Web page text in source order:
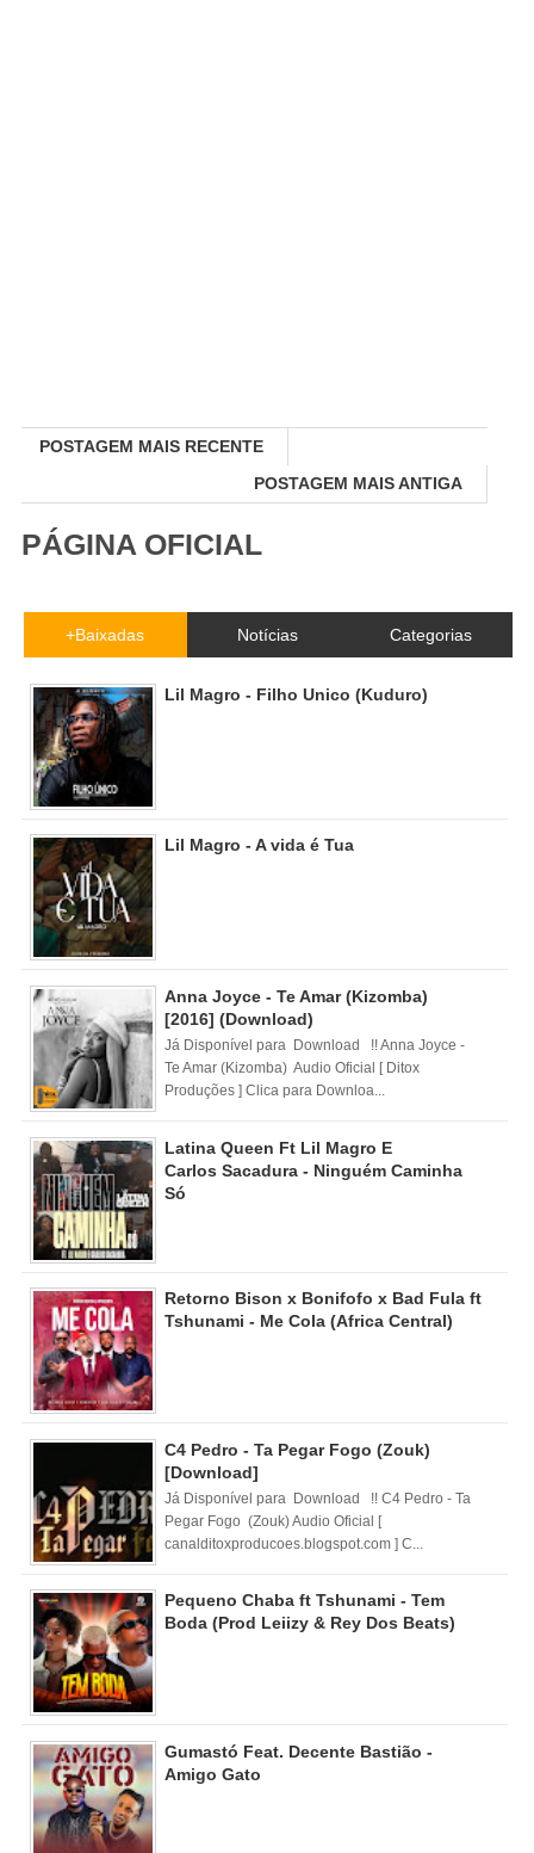
POSTAGEM MAIS RECENTE
POSTAGEM MAIS ANTIGA
PÁGINA OFICIAL
+Baixadas Notícias Categorias
Lil Magro - Filho Unico (Kuduro)
Lil Magro - A vida é Tua
Anna Joyce - Te Amar (Kizomba)
[2016] (Download)
Já Disponível para Download !! Anna Joyce -
Te Amar (Kizomba) Audio Oficial [ Ditox
Produções ] Clica para Downloa...
Latina Queen Ft Lil Magro E
Carlos Sacadura - Ninguém Caminha
Só
Retorno Bison x Bonifofo x Bad Fula ft
Tshunami - Me Cola (Africa Central)
C4 Pedro - Ta Pegar Fogo (Zouk)
[Download]
Já Disponível para Download !! C4 Pedro - Ta
Pegar Fogo (Zouk) Audio Oficial [
canalditoxproducoes.blogspot.com ] C...
Pequeno Chaba ft Tshunami - Tem
Boda (Prod Leiizy & Rey Dos Beats)
Gumastó Feat. Decente Bastião -
Amigo Gato